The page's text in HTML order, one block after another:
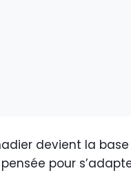
devient la
pour